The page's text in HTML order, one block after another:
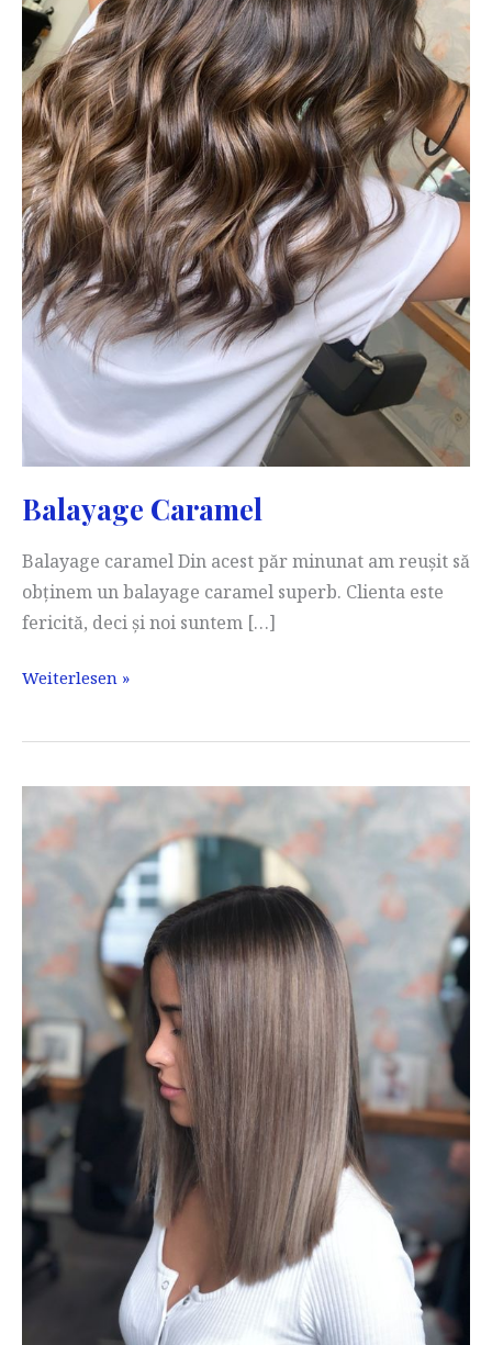
Balayage Caramel
Balayage caramel Din acest păr minunat am reușit să
obținem un balayage caramel superb. Clienta este
fericită, deci și noi suntem […]
Balayage
Weiterlesen »